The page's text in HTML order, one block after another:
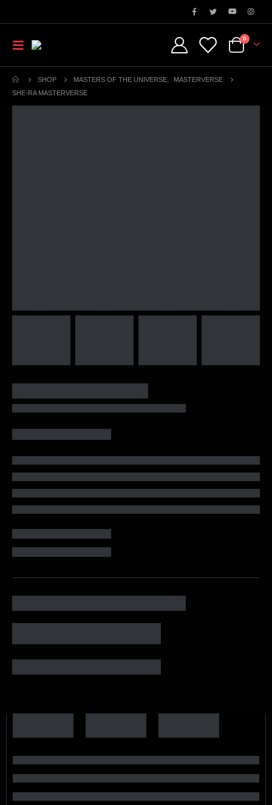
0
SHOP MASTERS OF THE UNIVERSE
MASTERVERSE
SHE-RA MASTERVERSE